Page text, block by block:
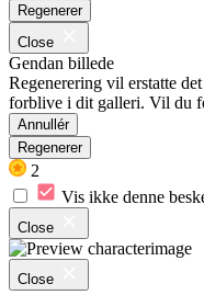
Regenerer
Close
Gendan billede
Regenerering vil erstatte
forblive i dit galleri. Vil du
Annullér
Regenerer
2
Vis ikke denne
Close
Close